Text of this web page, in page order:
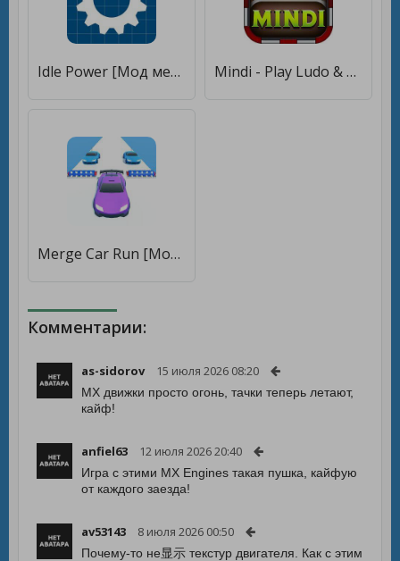
Idle Power [Мод меню] Mindi - Play Ludo & More Games [Мод меню]
Merge Car Run [Мод меню]
Комментарии:
as-sidorov 15 июля 2026 08:20
МХ движки просто огонь, тачки теперь летают,
кайф!
anfiel63 12 июля 2026 20:40
Игра с этими MX Engines такая пушка, кайфую
от каждого заезда!
av53143 8 июля 2026 00:50
Почему-то не显示 текстур двигателя. Как с этим